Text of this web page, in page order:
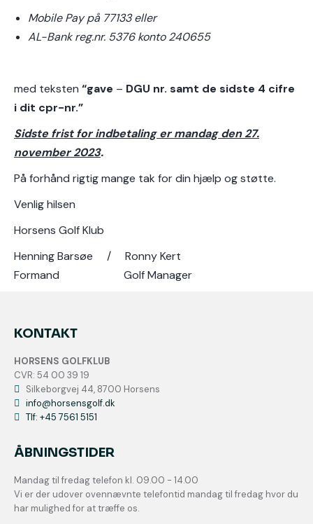
Mobile Pay på 77133 eller
AL-Bank reg.nr. 5376 konto 240655
med teksten “gave – DGU nr. samt de sidste 4 cifre
i dit cpr-nr.”
Sidste frist for indbetaling er mandag den 27.
november 2023.
På forhånd rigtig mange tak for din hjælp og støtte.
Venlig hilsen
Horsens Golf Klub
Henning Barsøe / Ronny Kert
Formand Golf Manager
KONTAKT
HORSENS GOLFKLUB
CVR: 54 00 39 19
Silkeborgvej 44, 8700 Horsens
info@horsensgolf.dk
Tlf: +45 7561 5151
ÅBNINGSTIDER
Mandag til fredag telefon kl. 09.00 - 14.00
Vi er der udover ovennævnte telefontid mandag til fredag hvor du
har mulighed for at træffe os.